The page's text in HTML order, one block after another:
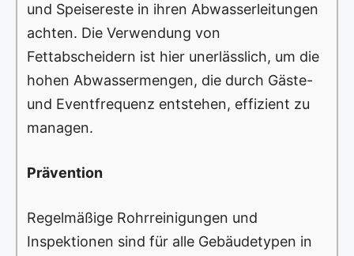
und Speisereste in ihren Abwasserleitungen
achten. Die Verwendung von
Fettabscheidern ist hier unerlässlich, um die
hohen Abwassermengen, die durch Gäste-
und Eventfrequenz entstehen, effizient zu
managen.
Prävention
Regelmäßige Rohrreinigungen und
Inspektionen sind für alle Gebäudetypen in